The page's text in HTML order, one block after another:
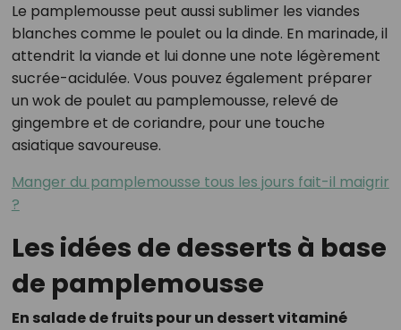
Le pamplemousse peut aussi sublimer les viandes
blanches comme le poulet ou la dinde. En marinade, il
attendrit la viande et lui donne une note légèrement
sucrée-acidulée. Vous pouvez également préparer
un wok de poulet au pamplemousse, relevé de
gingembre et de coriandre, pour une touche
asiatique savoureuse.
Manger du pamplemousse tous les jours fait-il maigrir
?
Les idées de desserts à base
de pamplemousse
En salade de fruits pour un dessert vitaminé